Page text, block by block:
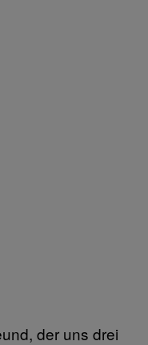
der uns drei